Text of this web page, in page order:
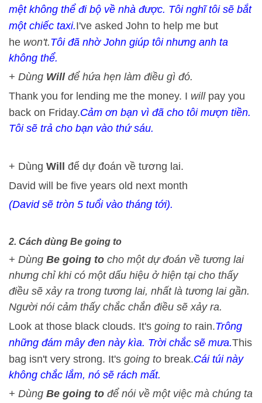
mệt không thể đi bộ về nhà được. Tôi nghĩ tôi sẽ bắt
một chiếc taxi.I've asked John to help me but
he won't.Tôi đã nhờ John giúp tôi nhưng anh ta
không thể.
+ Dùng Willđể hứa hẹn làm điều gì đó.
Thank you for lending me the money. I will pay you
back on Friday.Cảm ơn bạn vì đã cho tôi mượn tiền.
Tôi sẽ trả cho bạn vào thứ sáu.
+ Dùng Will để dự đoán về tương lai.
David will be five years old next month
(David sẽ tròn 5 tuổi vào tháng tới).
2. Cách dùng Be going to
+ Dùng Be going to cho một dự đoán về tương lai
nhưng chỉ khi có một dấu hiệu ở hiện tại cho thấy
điều sẽ xảy ra trong tương lai, nhất là tương lai gần.
Người nói cảm thấy chắc chắn điều sẽ xảy ra.
Look at those black clouds. It's going to rain.Trông
những đám mây đen này kìa. Trời chắc sẽ mưa.This
bag isn't very strong. It's going to break.Cái túi này
không chắc lắm, nó sẽ rách mất.
+ Dùng Be going to để nói về một việc mà chúng ta